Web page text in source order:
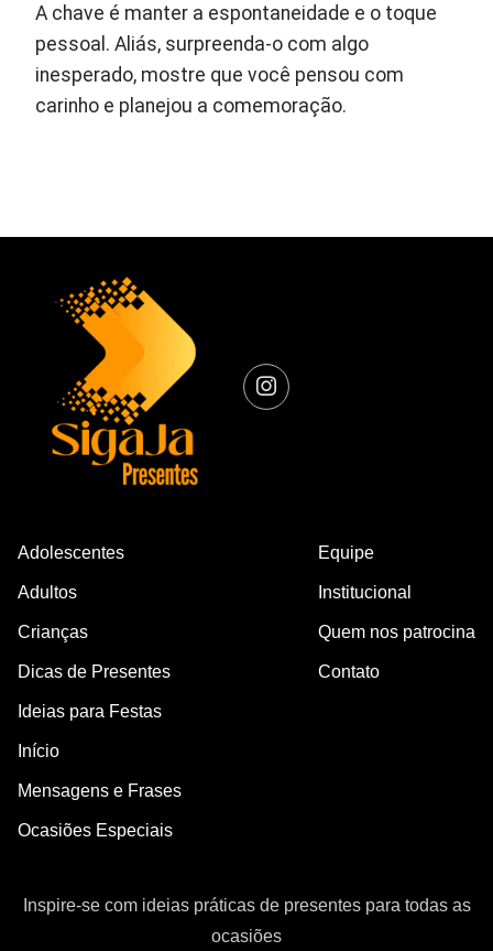
A chave é manter a espontaneidade e o toque
pessoal. Aliás, surpreenda-o com algo
inesperado, mostre que você pensou com
carinho e planejou a comemoração.
Adolescentes
Adultos
Crianças
Dicas de Presentes
Ideias para Festas
Início
Mensagens e Frases
Ocasiões Especiais
Equipe
Institucional
Quem nos patrocina
Contato
Inspire-se com ideias práticas de presentes para todas as
ocasiões